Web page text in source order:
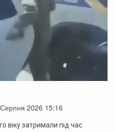
2026 15:16
віку затримали під час